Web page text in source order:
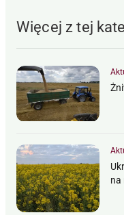
Więcej z tej
na